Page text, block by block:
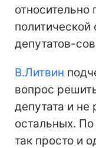
относительно
политической
депутатов-
В.Литвин
вопрос
депутата и не
остальных.
так просто и